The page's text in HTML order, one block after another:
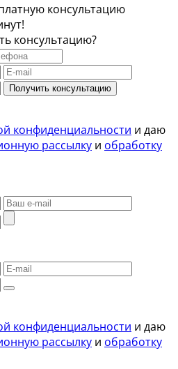
консультацию
консультацию?
Получить консультацию
конфиденциальности и даю
рассылку и обработку
конфиденциальности и даю
рассылку и обработку